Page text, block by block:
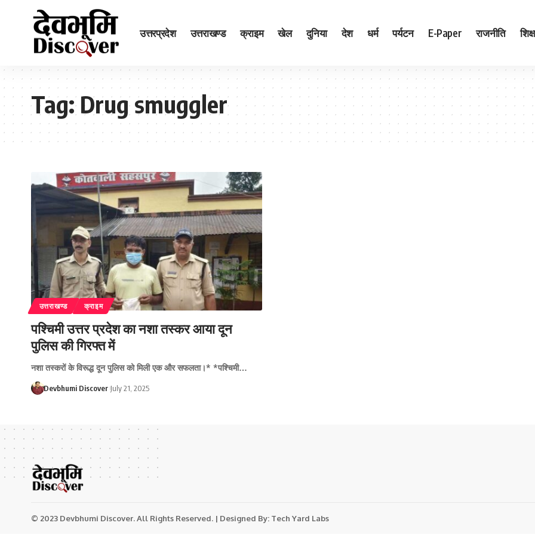
उत्तरप्रदेश उत्तराखण्ड क्राइम खेल दुनिया देश धर्म पर्यटन E-Paper राजनीति
Tag:Drug smuggler
उत्तराखण्ड क्राइम
पश्चिमी उत्तर प्रदेश का नशा तस्कर आया दून
पुलिस की गिरफ्त में
नशा तस्करों के विरूद्ध दून पुलिस को मिली एक और सफलता।* *पश्चिमी…
Devbhumi Discover July 21, 2025
© 2023 Devbhumi Discover. All Rights Reserved. | Designed By: Tech Yard Labs